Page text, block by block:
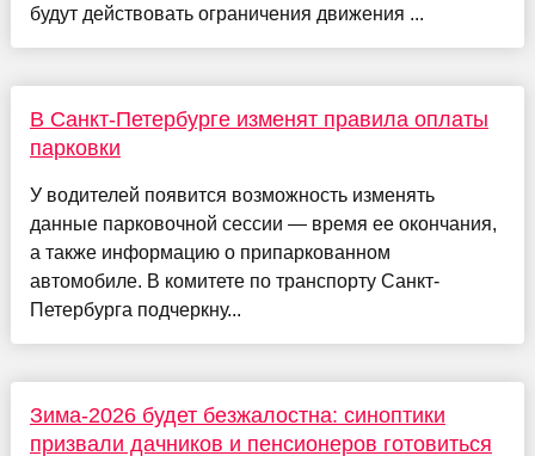
будут действовать ограничения движения ...
В Санкт-Петербурге изменят правила оплаты
парковки
У водителей появится возможность изменять
данные парковочной сессии — время ее окончания,
а также информацию о припаркованном
автомобиле. В комитете по транспорту Санкт-
Петербурга подчеркну...
Зима-2026 будет безжалостна: синоптики
призвали дачников и пенсионеров готовиться